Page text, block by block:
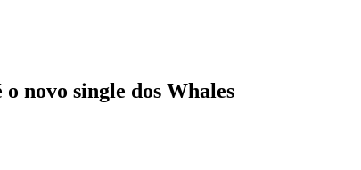
novo single dos Whales